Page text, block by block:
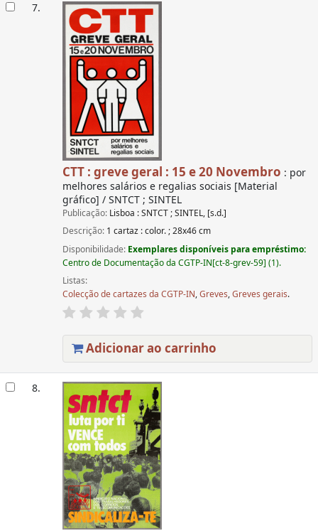
7.
CTT : greve geral : 15 e 20 Novembro : por
melhores salários e regalias sociais [Material
gráfico] / SNTCT ; SINTEL
Publicação: Lisboa : SNTCT ; SINTEL, [s.d.]
Descrição: 1 cartaz : color. ; 28x46 cm
Disponibilidade: Exemplares disponíveis para empréstimo:
Centro de Documentação da CGTP-IN[ct-8-grev-59] (1).
Listas:
Colecção de cartazes da CGTP-IN,Greves,Greves gerais.
Adicionar ao carrinho
8.